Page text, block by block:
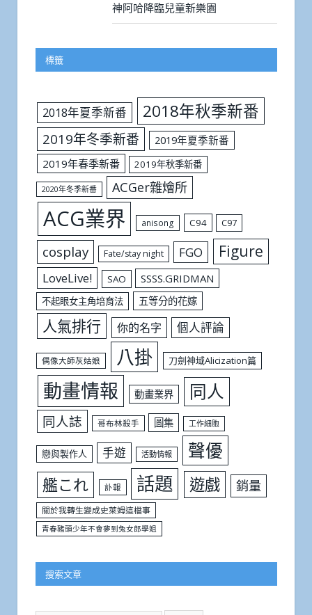
神阿哈降臨兒童新樂園
標籤
2018年夏季新番 2018年秋季新番
2019年冬季新番
2019年夏季新番
2019年春季新番
2019年秋季新番
2020年冬季新番 ACGer雜燴所
ACG業界 anisong C94 C97
cosplay Fate/stay night FGO Figure
LoveLive! SAO SSSS.GRIDMAN
不起眼女主角培育法 五等分的花嫁
人氣排行 你的名字 個人評論
偶像大師灰姑娘 八掛 刀劍神域Alicization篇
動畫情報 動畫業界 同人
同人誌 哥布林殺手 圖集 工作細胞
戀與製作人 手遊 活動情報 聲優
艦これ 訃報 話題 遊戲 銷量
關於我轉生變成史萊姆這檔事
青春豬頭少年不會夢到兔女郎學姐
搜索文章